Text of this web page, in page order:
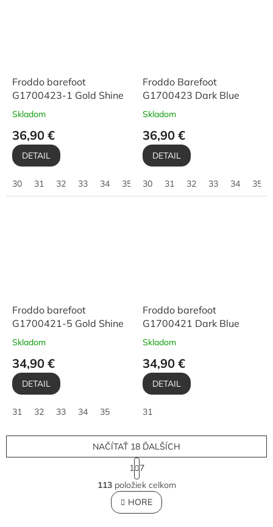
Froddo barefoot
G1700423-1 Gold Shine
Skladom
36,90 €
DETAIL
30 31 32 33 34 35
Froddo Barefoot
G1700423 Dark Blue
Skladom
36,90 €
DETAIL
30 31 32 33 34 35
Froddo barefoot
G1700421-5 Gold Shine
Skladom
34,90 €
DETAIL
31 32 33 34 35
Froddo barefoot
G1700421 Dark Blue
Skladom
34,90 €
DETAIL
31
O
v
l
á
NAČÍTAŤ 18 ĎALŠÍCH
S
t
r
á
n
k
1 7
113položiek celkom
HORE